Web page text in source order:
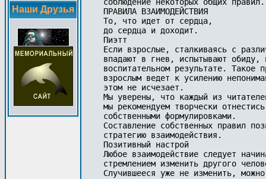
Наши Друзья
ПРАВИЛА ВЗАИМОДЕЙСТВИЯ
То, что идет от сердца,
до сердца и доходит.
Пиэтт
Если взрослые, сталкиваясь с
впадают в гнев, испытывают
воспитательном результате. Такое
взрослым ведет к усилению
этом не исчезает.
Мы уверены, что каждый из
мы рекомендуем творчески
собственными формулировками.
Составление собственных правил
стратегию взаимодействия.
Позитивный настрой
Любое взаимодействие следует
стремлением изменить другого
Случившееся уже не изменить,